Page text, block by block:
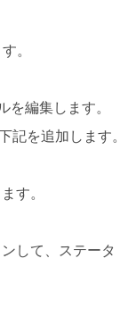
。
を編集します。
記を追加します。
す。
して、ステータ